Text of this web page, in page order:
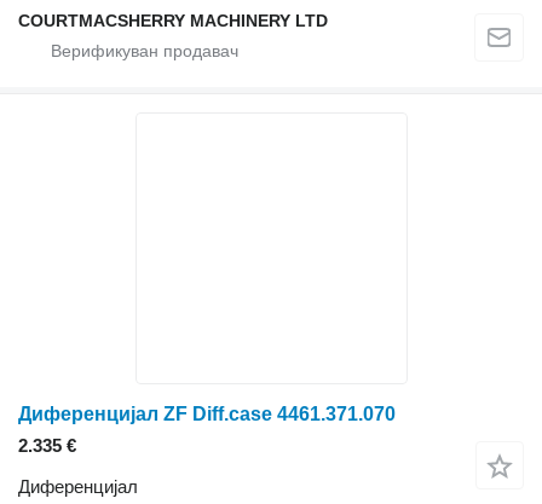
COURTMACSHERRY MACHINERY LTD
Диференцијал ZF Diff.case 4461.371.070
2.335 €
Диференцијал